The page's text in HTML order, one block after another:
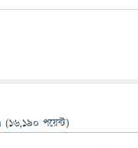
(16,190 পয়েন্ট)